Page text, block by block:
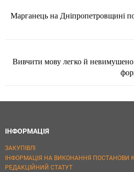
Марганець на Дніпропетровщині
Вивчити мову легко й
ІНФОРМАЦІЯ
ЗАКУПІВЛІ
ІНФОРМАЦІЯ НА ВИКОНАННЯ ПОСТАНОВИ
РЕДАКЦІЙНИЙ СТАТУТ